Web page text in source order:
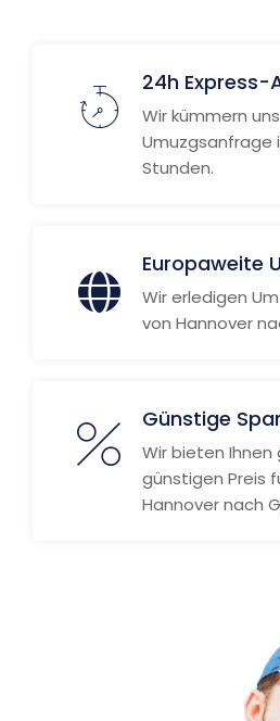
24h Express-
Wir kümmern
Umuzgsanfrage
Stunden.
Europaweite
Wir erledigen
von Hannover
Günstige
Wir bieten
günstigen Preis
Hannover nach